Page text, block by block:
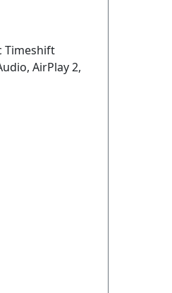
Timeshift
AirPlay 2,